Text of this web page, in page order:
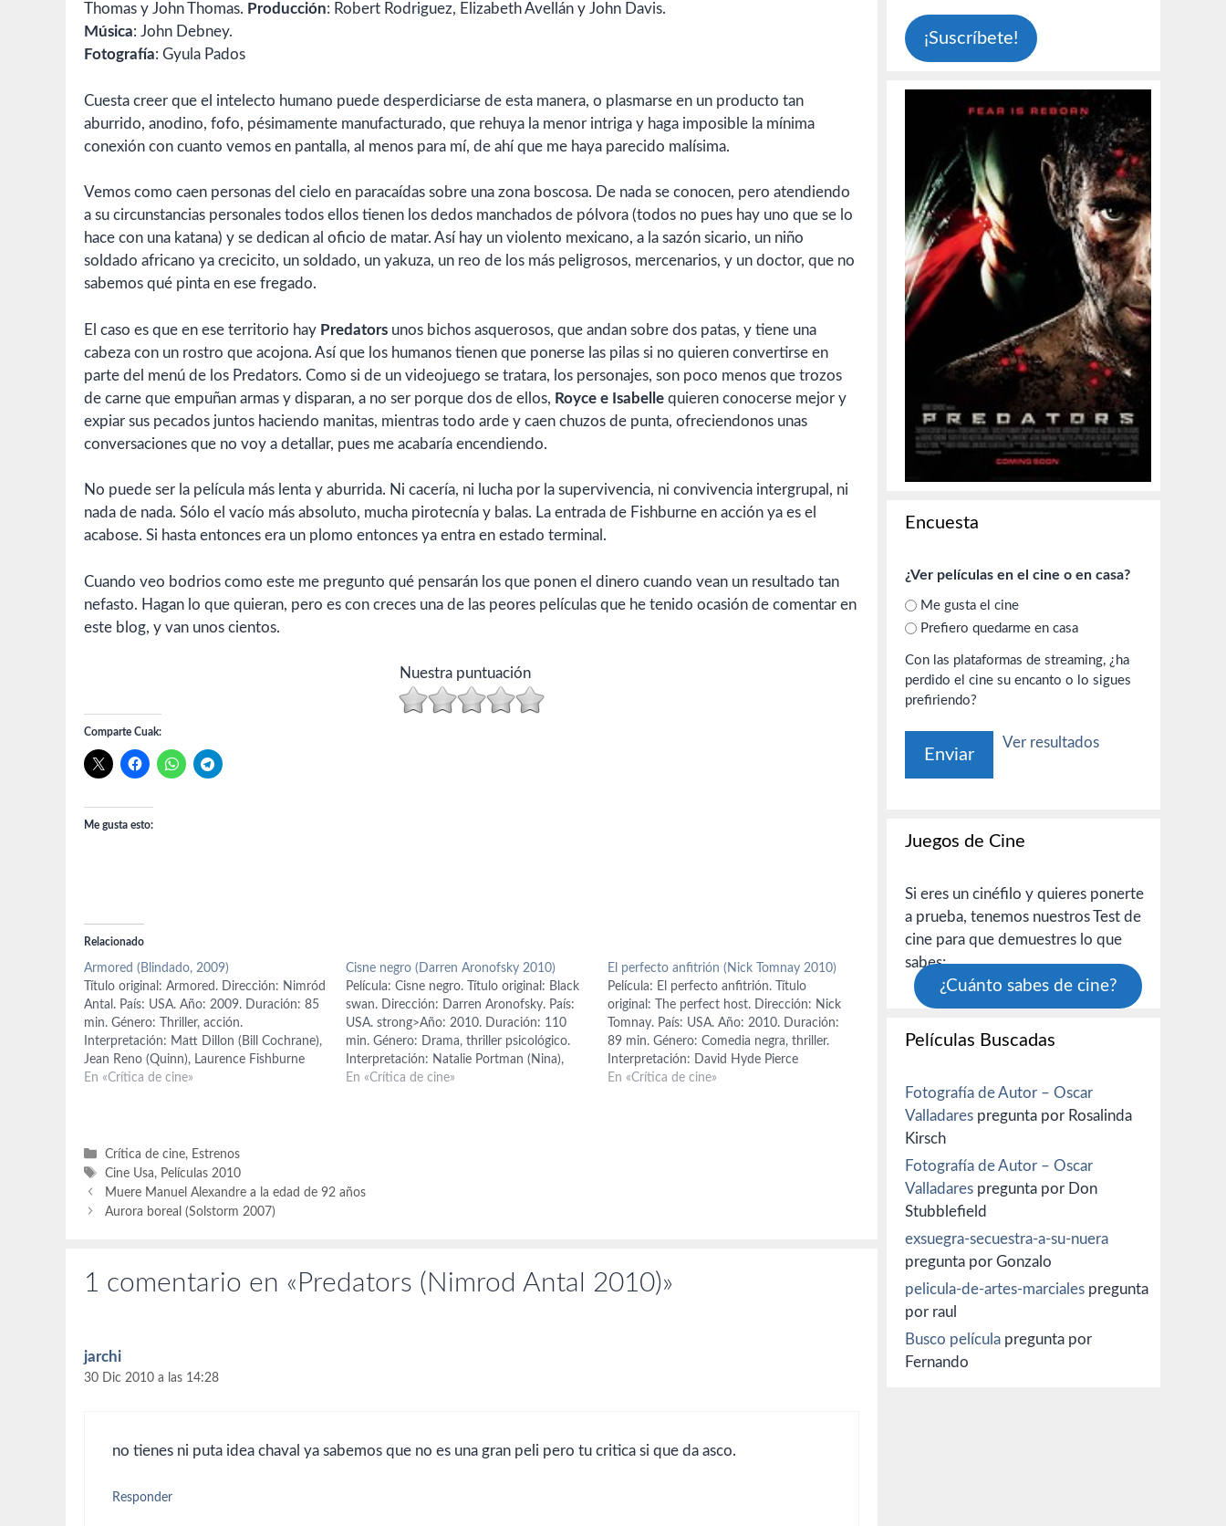
Thomas y John Thomas. Producción: Robert Rodriguez, Elizabeth Avellán y John Davis.
Música: John Debney.
Fotografía: Gyula Pados
Cuesta creer que el intelecto humano puede desperdiciarse de esta manera, o plasmarse en un producto tan
aburrido, anodino, fofo, pésimamente manufacturado, que rehuya la menor intriga y haga imposible la mínima
conexión con cuanto vemos en pantalla, al menos para mí, de ahí que me haya parecido malísima.
Vemos como caen personas del cielo en paracaídas sobre una zona boscosa. De nada se conocen, pero atendiendo
a su circunstancias personales todos ellos tienen los dedos manchados de pólvora (todos no pues hay uno que se lo
hace con una katana) y se dedican al oficio de matar. Así hay un violento mexicano, a la sazón sicario, un niño
soldado africano ya crecicito, un soldado, un yakuza, un reo de los más peligrosos, mercenarios, y un doctor, que no
sabemos qué pinta en ese fregado.
El caso es que en ese territorio hay Predators unos bichos asquerosos, que andan sobre dos patas, y tiene una
cabeza con un rostro que acojona. Así que los humanos tienen que ponerse las pilas si no quieren convertirse en
parte del menú de los Predators. Como si de un videojuego se tratara, los personajes, son poco menos que trozos
de carne que empuñan armas y disparan, a no ser porque dos de ellos, Royce e Isabelle quieren conocerse mejor y
expiar sus pecados juntos haciendo manitas, mientras todo arde y caen chuzos de punta, ofreciendonos unas
conversaciones que no voy a detallar, pues me acabaría encendiendo.
No puede ser la película más lenta y aburrida. Ni cacería, ni lucha por la supervivencia, ni convivencia intergrupal, ni
nada de nada. Sólo el vacío más absoluto, mucha pirotecnía y balas. La entrada de Fishburne en acción ya es el
acabose. Si hasta entonces era un plomo entonces ya entra en estado terminal.
Cuando veo bodrios como este me pregunto qué pensarán los que ponen el dinero cuando vean un resultado tan
nefasto. Hagan lo que quieran, pero es con creces una de las peores películas que he tenido ocasión de comentar en
este blog, y van unos cientos.
Nuestra puntuación
Comparte Cuak:
Me gusta esto:
Relacionado
Armored (Blindado, 2009)
Título original: Armored. Dirección: Nimród
Antal. País: USA. Año: 2009. Duración: 85
min. Género: Thriller, acción.
Interpretación: Matt Dillon (Bill Cochrane),
Jean Reno (Quinn), Laurence Fishburne
(Baines), Amaury Nolasco (Palmer), Fred
Producción: Joshua Donen…
En «Crítica de cine»
Cisne negro (Darren Aronofsky 2010)
Película: Cisne negro. Título original: Black
swan. Dirección: Darren Aronofsky. País:
USA. strong>Año: 2010. Duración: 110
min. Género: Drama, thriller psicológico.
Interpretación: Natalie Portman (Nina),
Vincent Cassel (Thomas Leroy), Mila Kunis
En «Crítica de cine»
El perfecto anfitrión (Nick Tomnay 2010)
Película: El perfecto anfitrión. Título
original: The perfect host. Dirección: Nick
Tomnay. País: USA. Año: 2010. Duración:
89 min. Género: Comedia negra, thriller.
Interpretación: David Hyde Pierce
(Warwick Wilson), Clayne Crawford (John
En «Crítica de cine»
Categorías
Crítica de cine, Estrenos
Etiquetas
Cine Usa, Películas 2010
Muere Manuel Alexandre a la edad de 92 años
Aurora boreal (Solstorm 2007)
1 comentario en «Predators (Nimrod Antal 2010)»
jarchi
30 Dic 2010 a las 14:28
no tienes ni puta idea chaval ya sabemos que no es una gran peli pero tu critica si que da asco.
Responder
Encuesta
¿Ver películas en el cine o en casa?
Me gusta el cine
Prefiero quedarme en casa
Con las plataformas de streaming, ¿ha
perdido el cine su encanto o lo sigues
prefiriendo?
Ver resultados
Juegos de Cine
Si eres un cinéfilo y quieres ponerte
a prueba, tenemos nuestros Test de
cine para que demuestres lo que
sabes:
¿Cuánto sabes de cine?
Películas Buscadas
Fotografía de Autor – Oscar
Valladares pregunta por Rosalinda
Kirsch
Fotografía de Autor – Oscar
Valladares pregunta por Don
Stubblefield
exsuegra-secuestra-a-su-nuera
pregunta por Gonzalo
pelicula-de-artes-marciales pregunta
por raul
Busco película pregunta por
Fernando